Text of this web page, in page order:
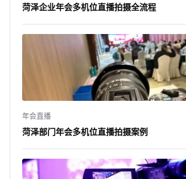
菏泽企业年会多机位直播拍摄全流程
年会直播
菏泽部门年会多机位直播拍摄案例